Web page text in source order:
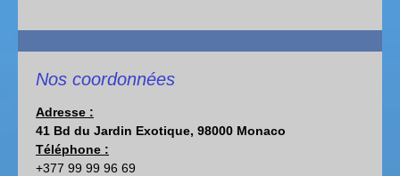
Nos coordonnées
Adresse :
41 Bd du Jardin Exotique, 98000 Monaco
Téléphone :
+377 99 99 96 69